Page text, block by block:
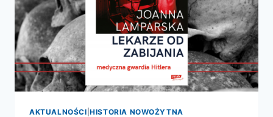
AKTUALNOŚCI |HISTORIA NOWOŻYTNA